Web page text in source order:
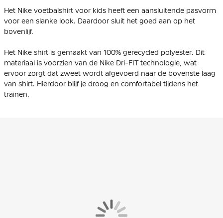
Het Nike voetbalshirt voor kids heeft een aansluitende pasvorm
voor een slanke look. Daardoor sluit het goed aan op het
bovenlijf.
Het Nike shirt is gemaakt van 100% gerecycled polyester. Dit
materiaal is voorzien van de Nike Dri-FIT technologie, wat
ervoor zorgt dat zweet wordt afgevoerd naar de bovenste laag
van shirt. Hierdoor blijf je droog en comfortabel tijdens het
trainen.